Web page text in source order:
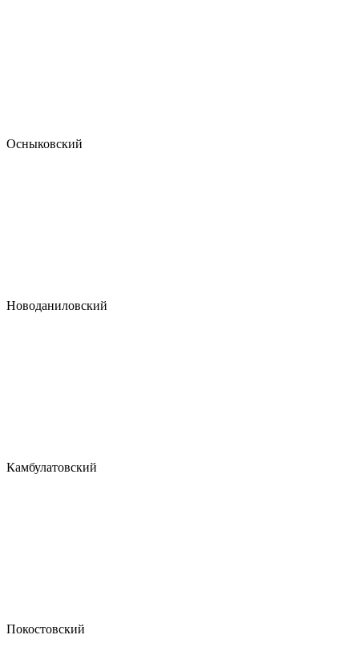
Осныковский
Новоданиловский
Камбулатовский
Покостовский